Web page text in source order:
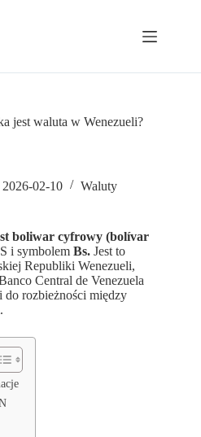
jest waluta w Wenezueli?
2026-02-10 Waluty
boliwar cyfrowy (bolívar
i symbolem Bs. Jest to
Republiki Wenezueli,
Central de Venezuela
rozbieżności między